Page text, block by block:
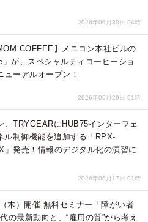
2026年06月30日 04時
COFFEE】メニコン本社ビルの
」が、スペシャルティコーヒーショ
ューアルオープン！
2026年06月29日 01時
、TRYGEARにHUB75インターフェ
ル制御機能を追加する「RPX-
」発売！情報のデジタル化の演習に
2026年06月17日 01時
木）開催 無料セミナー「障がい者
の最新動向と、“雇用の質”から考え